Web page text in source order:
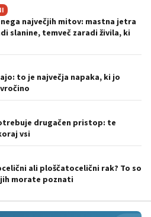
največjih mitov: mastna jetra
slanine, temveč zaradi živila, ki
to je največja napaka, ki jo
drugačen pristop: te
vsi
ali ploščatocelični rak? To so
morate poznati